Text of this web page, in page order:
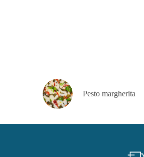
Pesto margherita